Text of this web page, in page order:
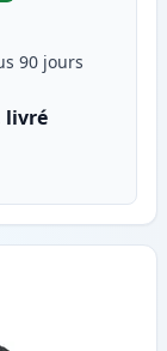
90 jours
livré